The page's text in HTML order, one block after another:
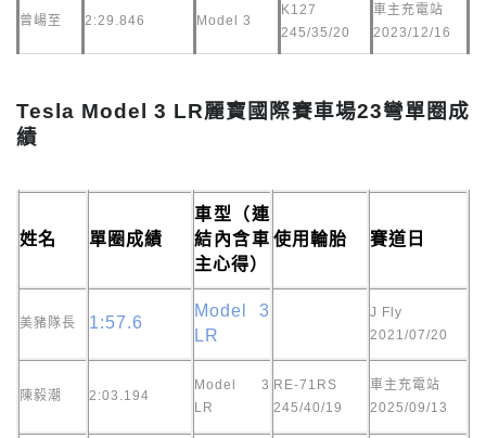
曾崵至 2:29.846 Model 3
K127
245/35/20
車主充電站
2023/12/16
Tesla Model 3 LR麗寶國際賽車場23彎單圈成
績
姓名 單圈成績
車型（連
結內含車
主心得）
使用輪胎 賽道日
美豬隊長 1:57.6
Model 3
LR
J Fly
2021/07/20
陳毅潮 2:03.194
Model 3
LR
RE-71RS
245/40/19
車主充電站
2025/09/13